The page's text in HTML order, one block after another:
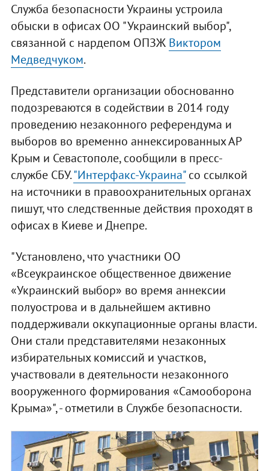
Служба безопасности Украины устроила
обыски в офисах ОО "Украинский выбор",
связанной с нардепом ОПЗЖ Виктором
Медведчуком.
Представители организации обоснованно
подозреваются в содействии в 2014 году
проведению незаконного референдума и
выборов во временно аннексированных АР
Крым и Севастополе, сообщили в пресс-
службе СБУ."Интерфакс-Украина"со ссылкой
на источники в правоохранительных органах
пишут, что следственные действия проходят в
офисах в Киеве и Днепре.
"Установлено, что участники ОО
«Всеукраинское общественное движение
«Украинский выбор» во время аннексии
полуострова и в дальнейшем активно
поддерживали оккупационные органы власти.
Они стали представителями незаконных
избирательных комиссий и участков,
участвовали в деятельности незаконного
вооруженного формирования «Самооборона
Крыма»", - отметили в Службе безопасности.